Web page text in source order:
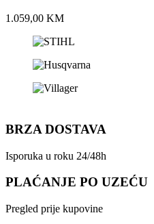
1.059,00 KM
BRZA DOSTAVA
Isporuka u roku 24/48h
PLAĆANJE PO UZEĆU
Pregled prije kupovine